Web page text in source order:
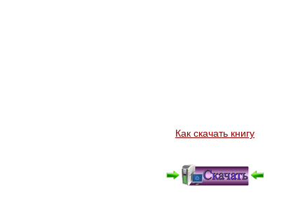
Как скачать книгу